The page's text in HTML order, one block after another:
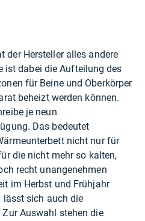
der Hersteller alles andere
ist dabei die Aufteilung des
für Beine und Oberkörper
beheizt werden können.
je neun
Das bedeutet
nicht nur für
die nicht mehr so kalten,
recht unangenehmen
im Herbst und Frühjahr
sich auch die
Auswahl stehen die